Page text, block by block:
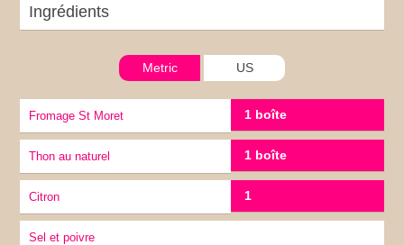
Ingrédients
Metric US
Fromage St Moret 1 boîte
Thon au naturel 1 boîte
citron 1
sel et poivre